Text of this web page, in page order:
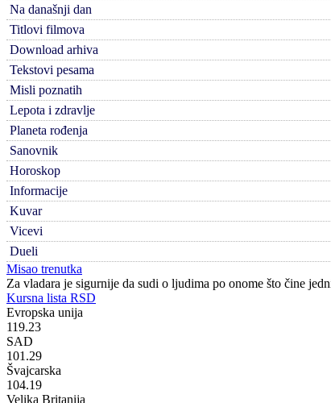
Na današnji dan
Titlovi filmova
Download arhiva
Tekstovi pesama
Misli poznatih
Lepota i zdravlje
Planeta rođenja
Sanovnik
Horoskop
Informacije
Kuvar
Vicevi
Dueli
Misao trenutka
Za vladara je sigurnije da sudi o ljudima po onome što čine
Kursna lista RSD
Evropska unija
119.23
SAD
101.29
Švajcarska
104.19
Velika Britanija